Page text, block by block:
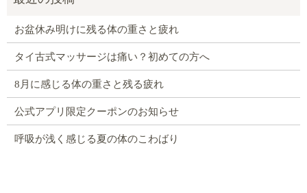
お盆休み明けに残る体の重さと疲れ
タイ古式マッサージは痛い？初めての方へ
8月に感じる体の重さと残る疲れ
公式アプリ限定クーポンのお知らせ
呼吸が浅く感じる夏の体のこわばり